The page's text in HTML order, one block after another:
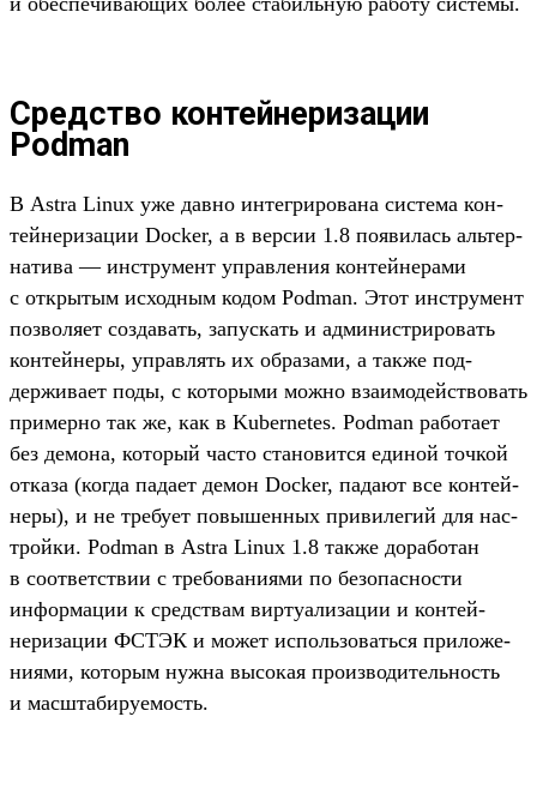
Средство контейнеризации
Podman
В Astra Linux уже дав­но интегри­рова­на сис­тема кон­
тей­нериза­ции Docker, а в вер­сии 1.8 появи­лась аль­тер­
натива — инс­тру­мент управле­ния кон­тей­нерами
с откры­тым исходным кодом Podman. Этот инс­тру­мент
поз­воля­ет соз­давать, запус­кать и адми­нис­три­ровать
кон­тей­неры, управлять их обра­зами, а так­же под­
держи­вает поды, с которы­ми мож­но вза­имо­дей­ство­вать
при­мер­но так же, как в Kubernetes. Podman работа­ет
без демона, который час­то ста­новит­ся еди­ной точ­кой
отка­за (ког­да пада­ет демон Docker, пада­ют все кон­тей­
неры), и не тре­бует повышен­ных при­виле­гий для нас­
трой­ки. Podman в Astra Linux 1.8 так­же дорабо­тан
в соот­ветс­твии с тре­бова­ниями по безопас­ности
информа­ции к средс­твам вир­туали­зации и кон­тей­
нериза­ции ФСТЭК и может исполь­зовать­ся при­ложе­
ниями, которым нуж­на высокая про­изво­дитель­ность
и мас­шта­биру­емость.